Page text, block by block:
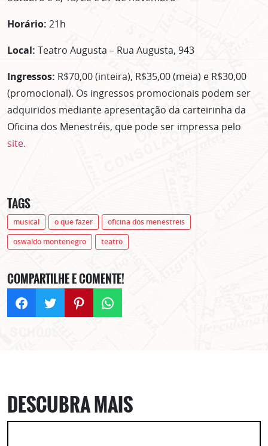
Horário: 21h
Local: Teatro Augusta – Rua Augusta, 943
Ingressos: R$70,00 (inteira), R$35,00 (meia) e R$30,00
(promocional). Os ingressos promocionais podem ser
adquiridos mediante apresentação da carteirinha da
Oficina dos Menestréis, que pode ser impressa pelo
site.
TAGS
musical o que fazer
oficina dos menestréis
oswaldo montenegro
teatro
COMPARTILHE E COMENTE!
DESCUBRA MAIS
ASSINE GRATUITAMENTE
NOSSA NEWSLETTER!
Clique no botão abaixo para receber notícias sobre o
CLIQUE AQUI